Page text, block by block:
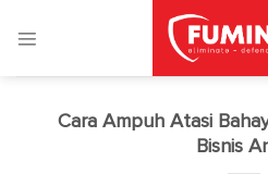
Cara Ampuh Atasi
Bisnis